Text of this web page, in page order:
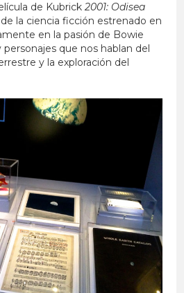
de Kubrick2001: Odisea
la ciencia ficción estrenado en
en la pasión de Bowie
que nos hablan del
y la exploración del